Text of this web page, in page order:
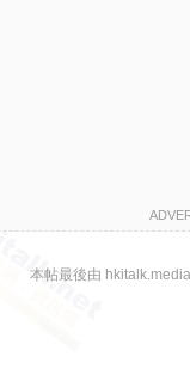
本帖最後由